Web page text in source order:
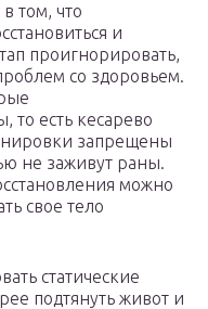
том, что
и
проигнорировать,
со здоровьем.
то есть кесарево
запрещены
не заживут раны.
можно
свое тело
статические
подтянуть живот и